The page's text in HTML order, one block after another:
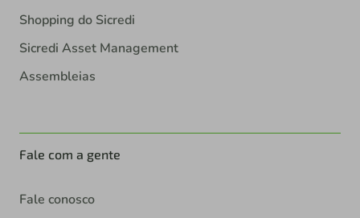
Shopping do Sicredi
Sicredi Asset Management
Assembleias
Fale com a gente
Fale conosco